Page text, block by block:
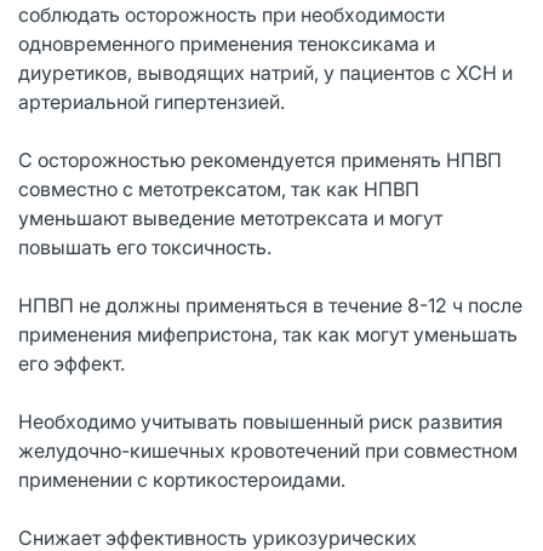
соблюдать осторожность при необходимости
одновременного применения теноксикама и
диуретиков, выводящих натрий, у пациентов с ХСН и
артериальной гипертензией.
С осторожностью рекомендуется применять НПВП
совместно с метотрексатом, так как НПВП
уменьшают выведение метотрексата и могут
повышать его токсичность.
НПВП не должны применяться в течение 8-12 ч после
применения мифепристона, так как могут уменьшать
его эффект.
Необходимо учитывать повышенный риск развития
желудочно-кишечных кровотечений при совместном
применении с кортикостероидами.
Снижает эффективность урикозурических